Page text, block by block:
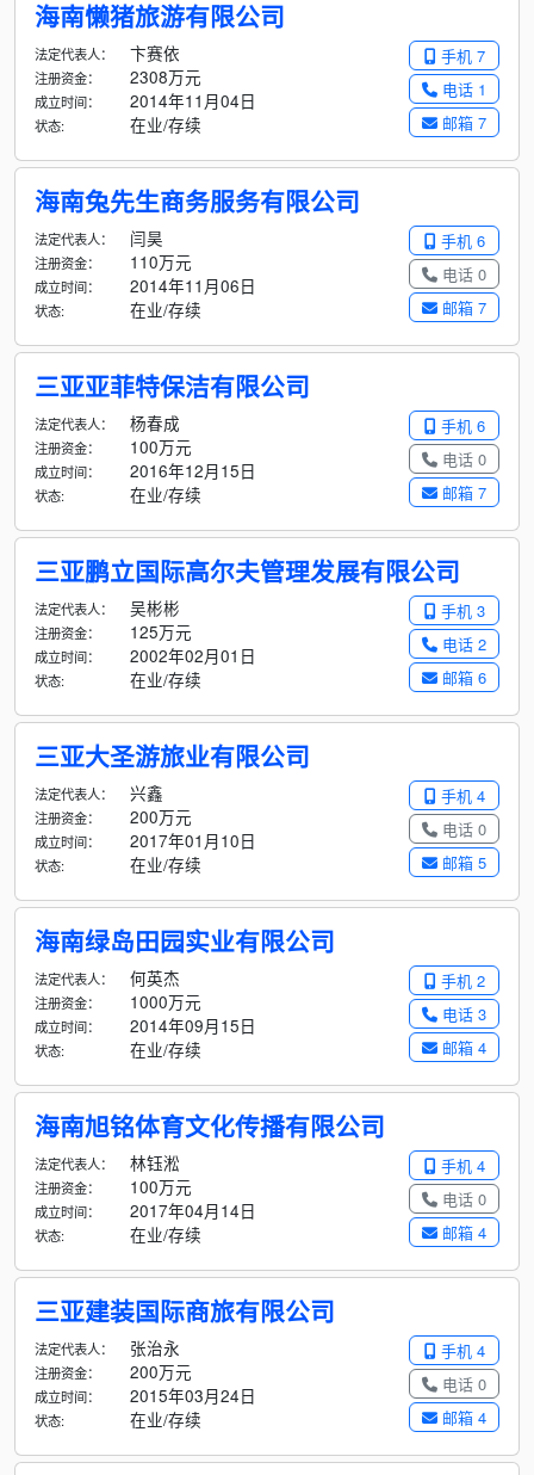
海南懒猪旅游有限公司
手机 7
电话 1
邮箱 7
法定代表人： 卞赛依
注册资金： 2308万元
成立时间： 2014年11月04日
状态: 在业/存续
海南兔先生商务服务有限公司
手机 6
电话 0
邮箱 7
法定代表人： 闫昊
注册资金： 110万元
成立时间： 2014年11月06日
状态: 在业/存续
三亚亚菲特保洁有限公司
手机 6
电话 0
邮箱 7
法定代表人： 杨春成
注册资金： 100万元
成立时间： 2016年12月15日
状态: 在业/存续
三亚鹏立国际高尔夫管理发展有限公司
手机 3
电话 2
邮箱 6
法定代表人： 吴彬彬
注册资金： 125万元
成立时间： 2002年02月01日
状态: 在业/存续
三亚大圣游旅业有限公司
手机 4
电话 0
邮箱 5
法定代表人： 兴鑫
注册资金： 200万元
成立时间： 2017年01月10日
状态: 在业/存续
海南绿岛田园实业有限公司
手机 2
电话 3
邮箱 4
法定代表人： 何英杰
注册资金： 1000万元
成立时间： 2014年09月15日
状态: 在业/存续
海南旭铭体育文化传播有限公司
手机 4
电话 0
邮箱 4
法定代表人： 林钰淞
注册资金： 100万元
成立时间： 2017年04月14日
状态: 在业/存续
三亚建装国际商旅有限公司
手机 4
电话 0
邮箱 4
法定代表人： 张治永
注册资金： 200万元
成立时间： 2015年03月24日
状态: 在业/存续